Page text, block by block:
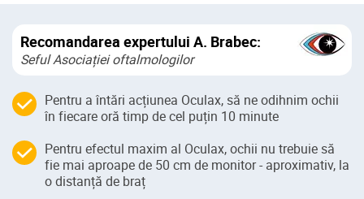
Recomandarea expertului A. Brabec:
Seful Asociației oftalmologilor
Pentru a întări acțiunea Oculax, să ne odihnim ochii
în fiecare oră timp de cel puțin 10 minute
Pentru efectul maxim al Oculax, ochii nu trebuie să
fie mai aproape de 50 cm de monitor - aproximativ, la
o distanță de braț